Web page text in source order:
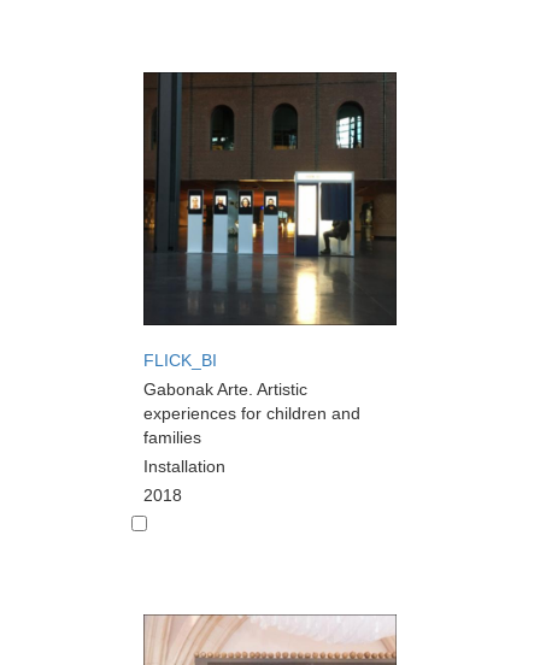
FLICK_BI
Gabonak Arte. Artistic
experiences for children and
families
Installation
2018